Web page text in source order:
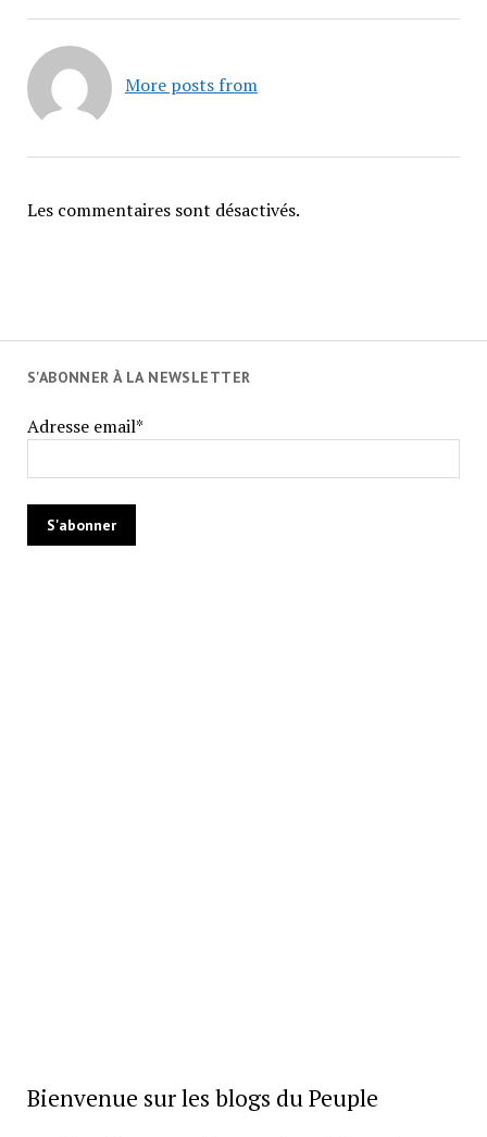
More posts from
Les commentaires sont désactivés.
S'ABONNER À LA NEWSLETTER
Adresse email*
Bienvenue sur les blogs du Peuple